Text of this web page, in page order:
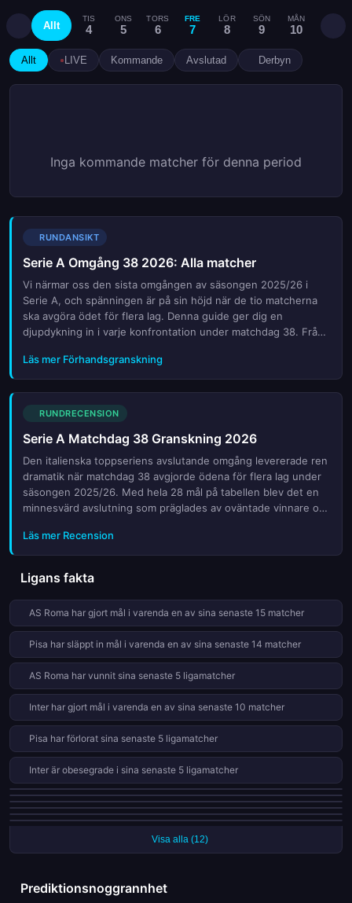
Allt
TIS
4
ONS
5
TORS
6
FRE
7
LÖR
8
SÖN
9
MÅN
10
TIS
Allt LIVE Kommande Avslutad Derbyn
Inga kommande matcher för denna period
RUNDANSIKT
Serie A Omgång 38 2026: Alla matcher
Vi närmar oss den sista omgången av säsongen 2025/26 i
Serie A, och spänningen är på sin höjd när de tio matcherna
ska avgöra ödet för flera lag. Denna guide ger dig en
djupdykning in i varje konfrontation under matchdag 38. Från
finns inget som är helt avgjort förrän slutvisan klingat ut. Vi
analyserar hur lagen har förberett sig, vilka skadebördor som
väntar tränarna och vilka nyckelspelare som kan bli avgörande.
Läs våra expertprognoser och få insikt i taktiska uppställningar
för att inte missa något i den italienska fotbollens stora
finalvecka.
Läs mer Förhandsgranskning
RUNDRECENSION
Serie A Matchdag 38 Granskning 2026
Den italienska toppseriens avslutande omgång levererade ren
dramatik när matchdag 38 avgjorde ödena för flera lag under
säsongen 2025/26. Med hela 28 mål på tabellen blev det en
minnesvärd avslutning som präglades av oväntade vinnare och
avgörande striderna som definierade slutet av turneringen. Vi
analyserar hur de stora klubbarna hantryckte pressen, vilka
överraskningar som skakade om tabellen och vilka
nyckelmoment som avgjorde titeln eller överlevnaden. Från
tidiga ledningar till sista minutens hjärtklappning var inget
givet fram till den sista visslan. Denna sammanfattning ger dig
en fullständig bild av hur den spännande säsongen tog slut,
med fokus på de statistiska höjdpunkterna och de mänskliga
berättelserna bakom resultaten. Oavsett vilket lag du rotade
för, erbjöd matchdag 38 något för alla anhängare av den
italienska fotbollen.
Läs mer Recension
Ligans fakta
AS Roma har gjort mål i varenda en av sina senaste 15 matcher
Pisa har släppt in mål i varenda en av sina senaste 14 matcher
AS Roma har vunnit sina senaste 5 ligamatcher
Inter har gjort mål i varenda en av sina senaste 10 matcher
Pisa har förlorat sina senaste 5 ligamatcher
Inter är obesegrade i sina senaste 5 ligamatcher
Hellas Verona har förlorat 13 av 19 hemmamatcher (68%)
Pisa har förlorat 13 av 19 hemmamatcher (68%)
Lazio har fått 9 röda kort i 38 matcher den här säsongen
Hellas Verona har gått 5 ligamatcher utan seger
AC Milan har gjort alla 7 straffar den här säsongen
Visa alla (12)
Prediktionsnoggrannhet